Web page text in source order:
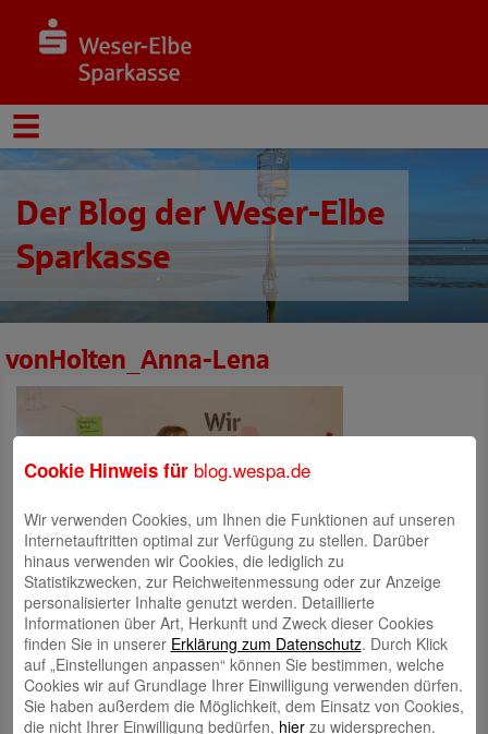
Der Blog der Weser-Elbe
Sparkasse
vonHolten_Anna-Lena
Schreibe einen Kommentar
Deine E-Mail-Adresse wird nicht veröffentlicht. Erforderliche Felder
sind mit*markiert
Cookie Hinweis für blog.wespa.de
Wir verwenden Cookies, um Ihnen die Funktionen auf unseren
Internetauftritten optimal zur Verfügung zu stellen. Darüber
hinaus verwenden wir Cookies, die lediglich zu
Statistikzwecken, zur Reichweitenmessung oder zur Anzeige
personalisierter Inhalte genutzt werden. Detaillierte
Informationen über Art, Herkunft und Zweck dieser Cookies
finden Sie in unserer Erklärung zum Datenschutz. Durch Klick
auf „Einstellungen anpassen“ können Sie bestimmen, welche
Cookies wir auf Grundlage Ihrer Einwilligung verwenden dürfen.
Sie haben außerdem die Möglichkeit, dem Einsatz von Cookies,
die nicht Ihrer Einwilligung bedürfen, hierzu widersprechen.